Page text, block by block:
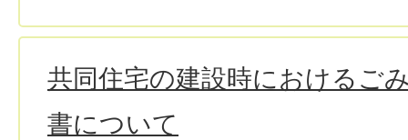
共同住宅の建設時におけるご
書について